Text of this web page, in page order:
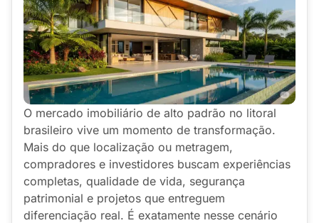
O mercado imobiliário de alto padrão no litoral
brasileiro vive um momento de transformação.
Mais do que localização ou metragem,
compradores e investidores buscam experiências
completas, qualidade de vida, segurança
patrimonial e projetos que entreguem
diferenciação real. É exatamente nesse cenário